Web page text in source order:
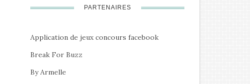
PARTENAIRES
Application de jeux concours facebook
Break For Buzz
By Armelle